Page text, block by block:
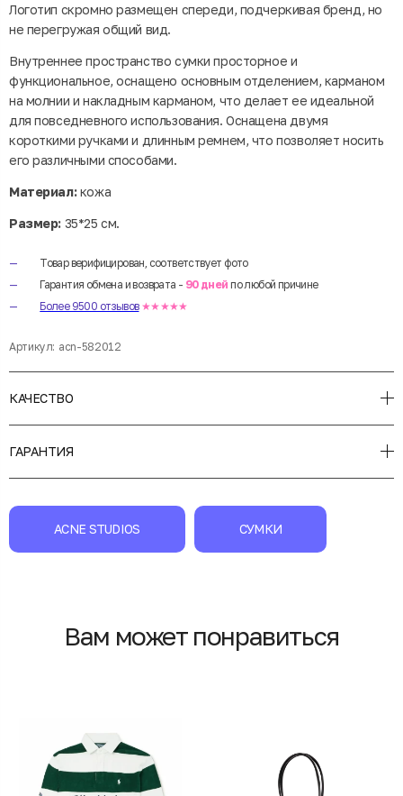
Логотип скромно размещен спереди, подчеркивая бренд, но
не перегружая общий вид.
Внутреннее пространство сумки просторное и
функциональное, оснащено основным отделением, карманом
на молнии и накладным карманом, что делает ее идеальной
для повседневного использования. Оснащена двумя
короткими ручками и длинным ремнем, что позволяет носить
его различными способами.
Материал:кожа
Размер: 35*25 см.
Товар верифицирован, соответствует фото
Гарантия обмена и возврата - 90 дней по любой причине
Более 9500 отзывов ★★★★★
Артикул: acn-582012
КАЧЕСТВО
ГАРАНТИЯ
ACNE STUDIOS СУМКИ
Вам может понравиться